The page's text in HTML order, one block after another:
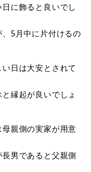
に飾ると良いでし
5月中に片付けるの
日は大安とされて
縁起が良いでしょ
親側の実家が用意
男であると父親側